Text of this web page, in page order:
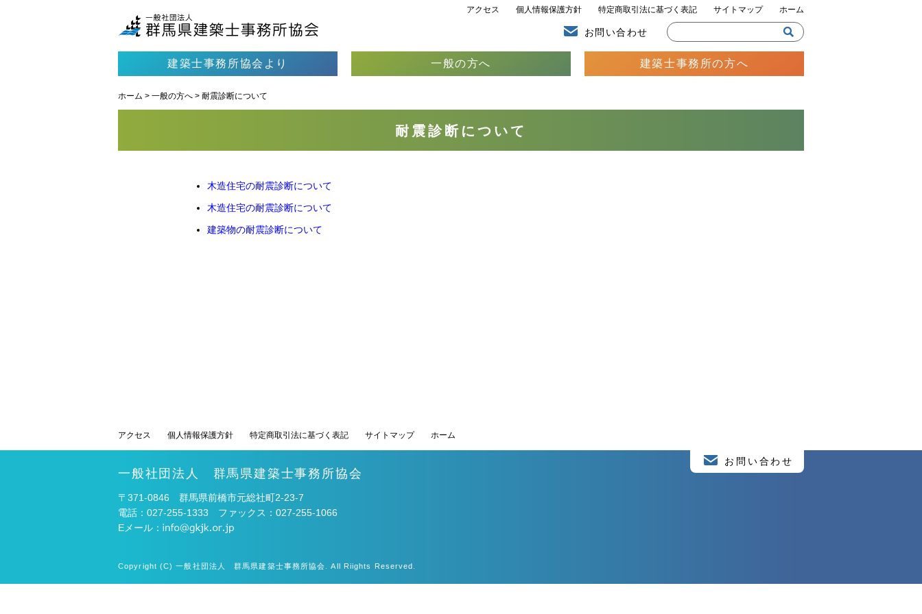
アクセス 個人情報保護方針 特定商取引法に基づく表記 サイトマップ ホーム
お問い合わせ
建築士事務所協会より 一般の方へ 建築士事務所の方へ
ホーム > 一般の方へ > 耐震診断について
耐震診断について
木造住宅の耐震診断について
木造住宅の耐震診断について
建築物の耐震診断について
アクセス 個人情報保護方針 特定商取引法に基づく表記 サイトマップ ホーム
お問い合わせ
一般社団法人 群馬県建築士事務所協会
〒371-0846 群馬県前橋市元総社町2-23-7
電話：027-255-1333 ファックス：027-255-1066
Eメール：
Copyright (C) 一般社団法人 群馬県建築士事務所協会. All Riights Reserved.